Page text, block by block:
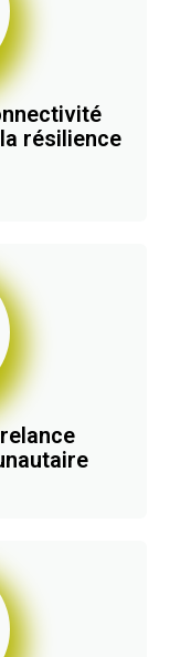
résilience